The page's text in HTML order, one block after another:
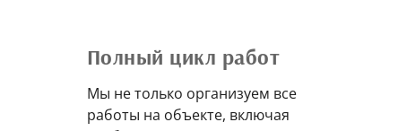
Полный цикл работ
Мы не только организуем все
работы на объекте, включая